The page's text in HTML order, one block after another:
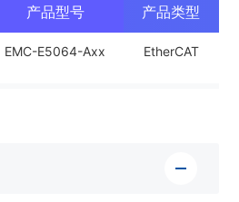
产品型号 产品类型
EMC-E5064-Axx EtherCAT